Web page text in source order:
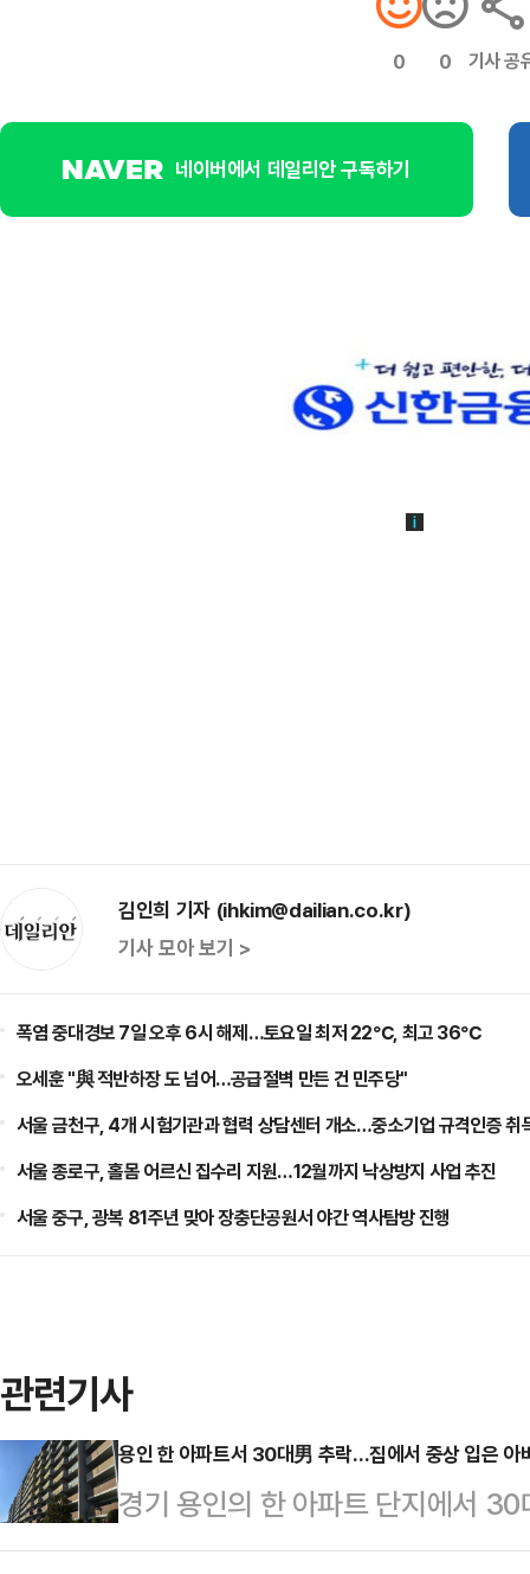
0 0 기사 공
네이버에서 데일리안 구독하기
김인희 기자 (ihkim@dailian.co.kr)
기사 모아 보기 >
폭염 중대경보 7일 오후 6시 해제…토요일 최저 22℃, 최고 36℃
오세훈 "與 적반하장 도 넘어…공급절벽 만든 건 민주당"
서울 금천구, 4개 시험기관과 협력 상담센터 개소…중소기업 규격인증 취
서울 종로구, 홀몸 어르신 집수리 지원…12월까지 낙상방지 사업 추진
서울 중구, 광복 81주년 맞아 장충단공원서 야간 역사탐방 진행
관련기사
용인 한 아파트서 30대男 추락…집에서 중상 입은 아
경기 용인의 한 아파트 단지에서
에 있던 70대 남성이 중상을 입은